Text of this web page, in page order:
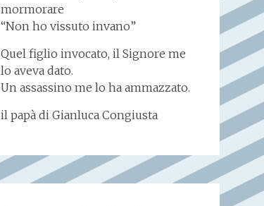
mormorare
“Non ho vissuto invano”
Quel figlio invocato, il Signore me
lo aveva dato.
Un assassino me lo ha ammazzato.
il papà di Gianluca Congiusta